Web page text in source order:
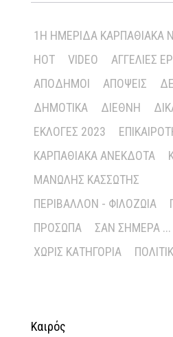
1Η ΗΜΕΡΊΔΑ ΚΑΡΠΑΘΙΑΚΆ
HOT
VIDEO ΑΓΓΕΛΊΕΣ
ΑΠΌΔΗΜΟΙ
ΑΠΌΨΕΙΣ
ΔΗΜΟΤΙΚΆ
ΔΙΕΘΝΉ
ΕΚΛΟΓΈΣ 2023
ΚΑΡΠΑΘΙΑΚΆ ΑΝΈΚΔΟΤΑ
ΜΑΝΏΛΗΣ ΚΑΣΣΏΤΗΣ
ΠΕΡΙΒΆΛΛΟΝ - ΦΙΛΟΖΩΊΑ
ΠΡΌΣΩΠΑ
ΣΑΝ ΣΉΜΕΡΑ ...
ΧΩΡΊΣ ΚΑΤΗΓΟΡΊΑ
Καιρός